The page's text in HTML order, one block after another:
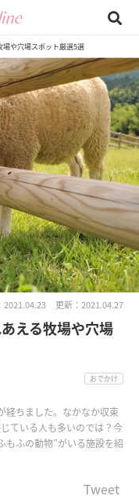
場や穴場スポット厳選5選
2021.04.23 更新：2021.04.27
える牧場や穴場
おでかけ
経ちました。なかなか収束
ている人も多いのでは？今
もふの動物”がいる施設を紹
Tweet